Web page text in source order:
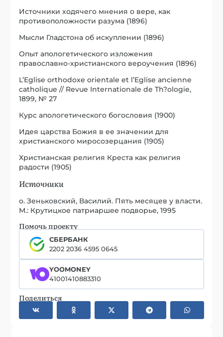
Источники ходячего мнения о вере, как
противоположности разума (1896)
Мысли Гладстона об искуплении (1896)
Опыт апологетического изложения
православно-христианского вероучения (1896)
L’Eglise orthodoxe orientale et l’Eglise ancienne
catholique // Revue Internationale de Th?ologie,
1899, № 27
Курс апологетического богословия (1900)
Идея царства Божия в ее значении для
христианского миросозерцания (1905)
Христианская религия Креста как религия
радости (1905)
Источники
о. Зеньковский, Василий. Пять месяцев у власти.
М.: Крутицкое патриаршее подворье, 1995
Помочь проекту
СБЕРБАНК
2202 2036 4595 0645
YOOMONEY
41001410883310
Поделиться